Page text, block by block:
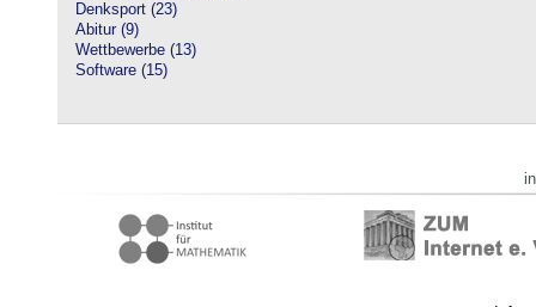
Denksport (23)
Abitur (9)
Wettbewerbe (13)
Software (15)